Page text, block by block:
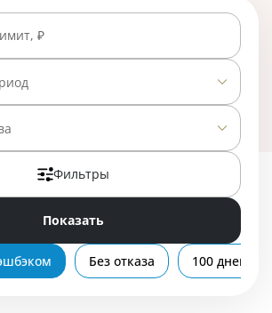
вариант,‌ ‌сравнив‌ ‌между‌
‌‌заявку‌‌ ‌на‌ ‌выпуск‌ ‌карты.‌
₽
Фильтры
Показать
Без отказа 100 дней